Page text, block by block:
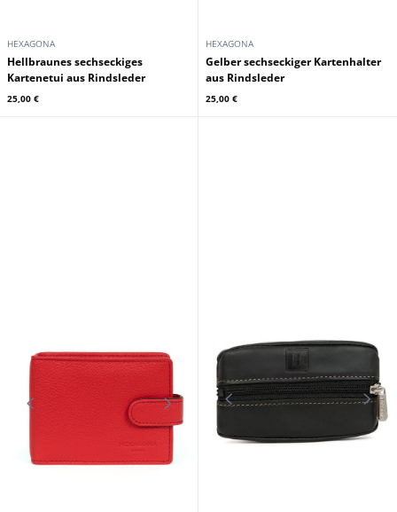
HEXAGONA
Hellbraunes sechseckiges
Kartenetui aus Rindsleder
25,00 €
HEXAGONA
Gelber sechseckiger Kartenhalter
aus Rindsleder
25,00 €